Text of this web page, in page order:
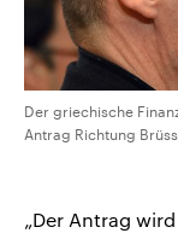
Der griechische
Antrag Richtung
„Der Antrag